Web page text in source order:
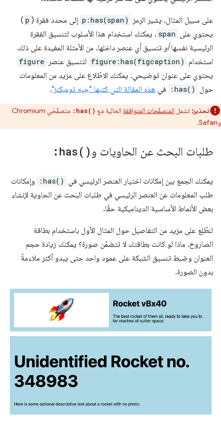
على سبيل المثال، يشير الرمز p:has(span) إلى محدد فقرة ( p
)
يحتوي على span . يمكنك استخدام هذا الأسلوب لتنسيق الفقرة
الرئيسية نفسهاأو تنسيق أي عنصر داخلها. من الأمثلة المفيدة على ذلك
استخدام figure:has(figcaption) لتنسيق عنصر figure
يحتوي على عنوان توضيحي. يمكنك الاطّلاع على مزيد من المعلومات
حول :has() في هذه المقالة التي كتبها "جيه تومبكنز".
تحذير: تشمل المتصفّحات المتوافقة الحالية مع :has()
متصفّحَي Chromium
وSafari.
طلبات البحث عن الحاويات و : has( )
يمكنك الجمع بين إمكانات اختيار العنصر الرئيسي في :has()
وإمكانات
طلب المعلومات عن العنصر الرئيسي في طلبات البحث عن الحاوية لإنشاء
بعض الأنماط الأساسية الديناميكية حقًا.
لنطّلِع على مزيد من التفاصيل حول المثال الأول باستخدام بطاقة
الصاروخ. ماذا لو كانت بطاقتك لا تتضمّن صورة؟ يمكنك زيادة حجم
العنوان وضبط تنسيق الشبكة على عمود واحد حتى يبدو أكثر ملاءمةً
بدون الصورة.